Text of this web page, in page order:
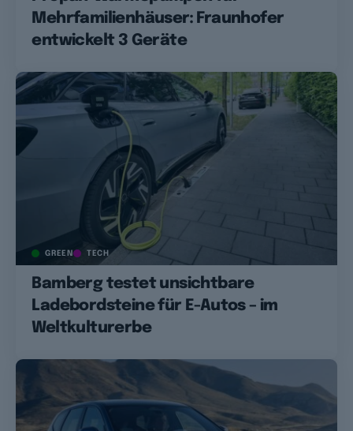
Mehrfamilienhäuser: Fraunhofer
entwickelt 3 Geräte
GREEN TECH
Bamberg testet unsichtbare
Ladebordsteine für E-Autos – im
Weltkulturerbe